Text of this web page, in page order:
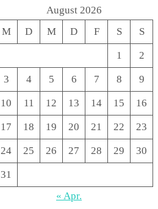
August 2026
M
D M D F S S
1 2
3 4 5 6 7 8 9
10 11 12 13 14 15 16
17 18 19 20 21 22 23
24 25 26 27 28 29 30
31
« Apr.